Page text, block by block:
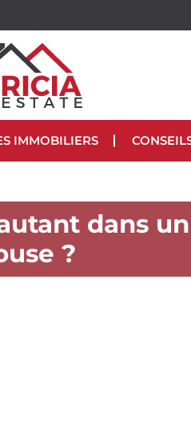
IMMOBILIERS
dans un
?